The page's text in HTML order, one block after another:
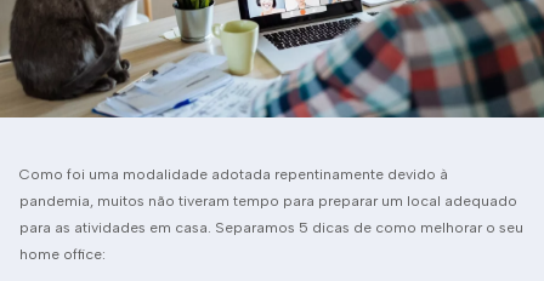
Como foi uma modalidade adotada repentinamente devido à
pandemia, muitos não tiveram tempo para preparar um local adequado
para as atividades em casa. Separamos 5 dicas de como melhorar o seu
home office: